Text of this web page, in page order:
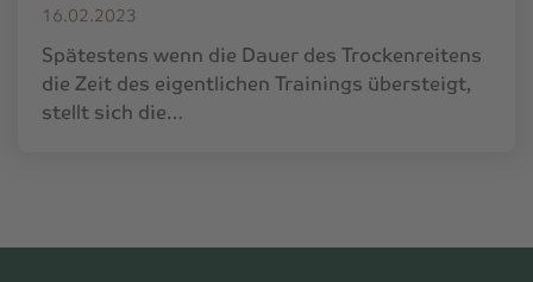
16.02.2023
Spätestens wenn die Dauer des Trockenreitens
die Zeit des eigentlichen Trainings übersteigt,
stellt sich die…